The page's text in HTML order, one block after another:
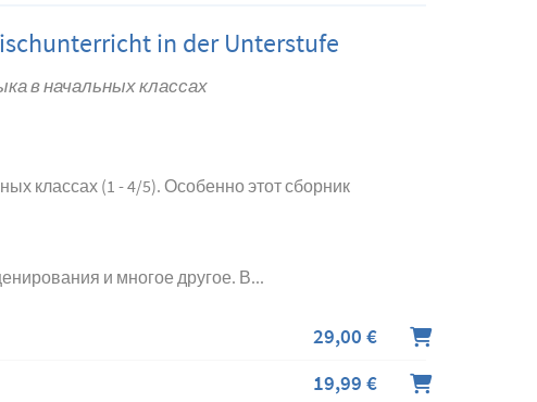
in der Unterstufe
в начальных классах
классах (1 - 4/5). Особенно этот сборник
и многое другое. В...
29,00 €
19,99 €